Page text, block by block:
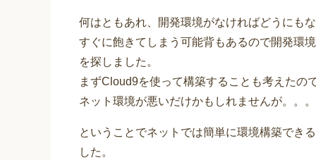
何はともあれ、開発環境がなければどうにも
すぐに飽きてしまう可能背もあるので開発環
を探しました。
まずCloud9を使って構築することも考えたの
ネット環境が悪いだけかもしれませんが。。。
ということでネットでは簡単に環境構築でき
した。